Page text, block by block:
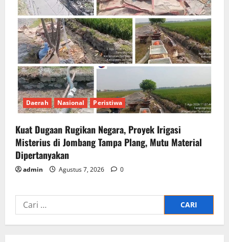
Daerah Nasional Peristiwa
Kuat Dugaan Rugikan Negara, ​Proyek Irigasi
Misterius di Jombang Tampa Plang, Mutu Material
Dipertanyakan
admin Agustus 7, 2026 0
Cari
untuk: